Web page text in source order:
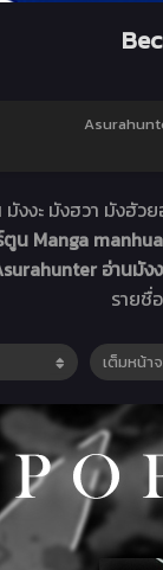
มังงะ มังฮวา มังฮั
น Manga
อ่านมัง
รายชื่